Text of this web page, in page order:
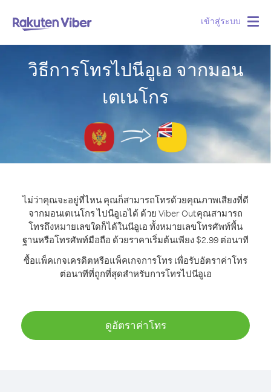
เข้าสู่ระบบ
วิธีการโทรไปนีอูเอ จากมอน
เตเนโกร
ไม่ว่าคุณจะอยู่ที่ไหน คุณก็สามารถโทรด้วยคุณภาพเสียงที่ดี
จากมอนเตเนโกร ไปนีอูเอได้ ด้วย Viber Outคุณสามารถ
โทรถึงหมายเลขใดก็ได้ในนีอูเอ ทั้งหมายเลขโทรศัพท์พื้น
ฐานหรือโทรศัพท์มือถือ ด้วยราคาเริ่มต้นเพียง $2.99 ต่อนาที
ซื้อแพ็คเกจเครดิตหรือแพ็คเกจการโทร เพื่อรับอัตราค่าโทร
ต่อนาทีที่ถูกที่สุดสำหรับการโทรไปนีอูเอ
ดูอัตราค่าโทร